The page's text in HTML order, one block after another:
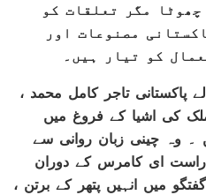
مگر تعلقات کو
مصنوعات اور
کو تیار ہیں۔
والے پاکستانی تاجر کامل محمد ،
کی اشیا کے فروغ میں
۔ وہ چینی زبان روانی سے
راست ای کامرس کے دوران
میں انہیں پتھر کے برتن ،